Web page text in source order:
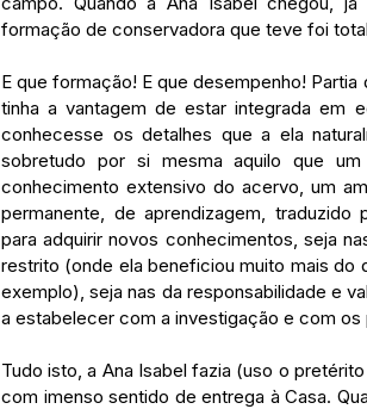
formação de conservadora que teve foi
E que formação! E que desempenho!
tinha a vantagem de estar integrada em
conhecesse os detalhes que a ela
sobretudo por si mesma aquilo que
conhecimento extensivo do acervo, um
permanente, de aprendizagem, traduzido
para adquirir novos conhecimentos, seja
restrito (onde ela beneficiou muito mais do
exemplo), seja nas da responsabilidade e
a estabelecer com a investigação e com
Tudo isto, a Ana Isabel fazia (uso o
com imenso sentido de entrega à Casa.